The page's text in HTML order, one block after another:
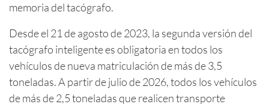
memoria del tacógrafo.
Desde el 21 de agosto de 2023, la segunda versión del
tacógrafo inteligente es obligatoria en todos los
vehículos de nueva matriculación de más de 3,5
toneladas. A partir de julio de 2026, todos los vehículos
de más de 2,5 toneladas que realicen transporte